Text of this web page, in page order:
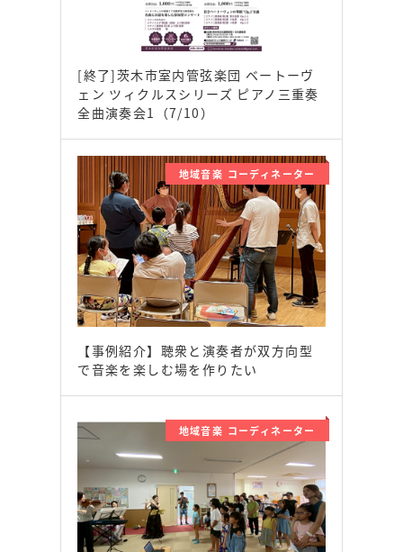
[終了]茨木市室内管弦楽団 ベートーヴ
ェン ツィクルスシリーズ ピアノ三重奏
全曲演奏会1（7/10）
地域音楽 コーディネーター
【事例紹介】聴衆と演奏者が双方向型
で音楽を楽しむ場を作りたい
地域音楽 コーディネーター